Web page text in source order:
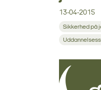
13-04-2015
Sikkerhed på